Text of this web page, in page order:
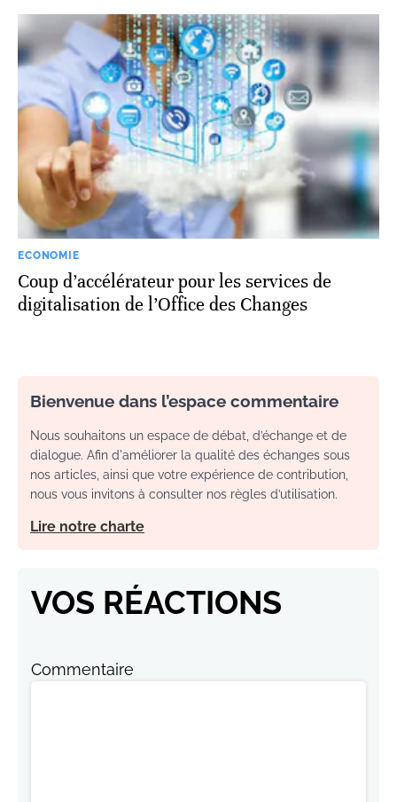
ECONOMIE
Coup d’accélérateur pour les services de
digitalisation de l’Office des Changes
Bienvenue dans l’espace commentaire
Nous souhaitons un espace de débat, d’échange et de
dialogue. Afin d'améliorer la qualité des échanges sous
nos articles, ainsi que votre expérience de contribution,
nous vous invitons à consulter nos règles d’utilisation.
Lire notre charte
VOS RÉACTIONS
Commentaire